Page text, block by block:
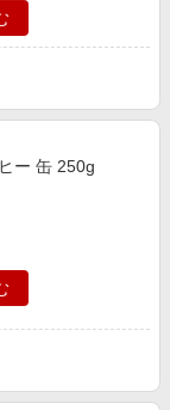
ー 缶 250g